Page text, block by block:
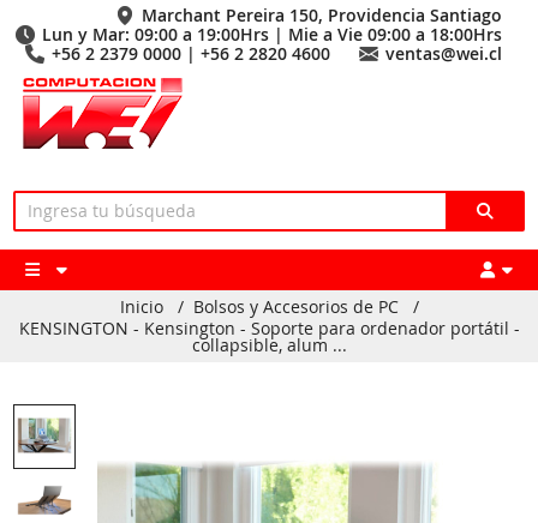
Marchant Pereira 150, Providencia Santiago
Lun y Mar: 09:00 a 19:00Hrs | Mie a Vie 09:00 a 18:00Hrs
+56 2 2379 0000 | +56 2 2820 4600
ventas@wei.cl
Inicio / Bolsos y Accesorios de PC
/
KENSINGTON - Kensington - Soporte para ordenador portátil -
collapsible, alum ...